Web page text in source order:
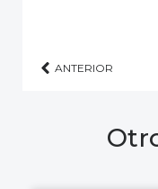
ANTERIOR